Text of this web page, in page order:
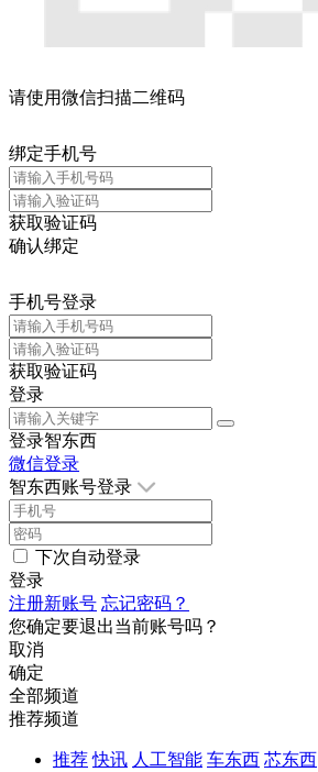
请使用微信扫描二维码
绑定手机号
获取验证码
确认绑定
手机号登录
获取验证码
登录
登录智东西
微信登录
智东西账号登录
下次自动登录
登录
注册新账号 忘记密码？
您确定要退出当前账号吗？
取消
确定
全部频道
推荐频道
推荐 快讯 人工智能 车东西 芯东西